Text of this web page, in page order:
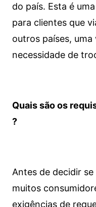
do país. Esta é
para clientes que
outros países,
necessidade de
Quais são os
?
Antes de decidir
muitos
exigências de